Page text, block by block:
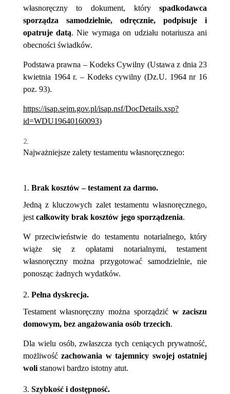
własnoręczny to dokument, któryspadkodawca
sporządza samodzielnie, odręcznie, podpisuje i
opatruje datą. Nie wymaga on udziału notariusza ani
obecności świadków.
Podstawa prawna – Kodeks Cywilny (Ustawa z dnia 23
kwietnia 1964 r. – Kodeks cywilny (Dz.U. 1964 nr 16
poz. 93).
https://isap.sejm.gov.pl/isap.nsf/DocDetails.xsp?
id=WDU19640160093)
Najważniejsze zalety testamentu własnoręcznego:
1. Brak kosztów – testament za darmo.
Jedną z kluczowych zalet testamentu własnoręcznego,
jest całkowity brak kosztów jego sporządzenia.
W przeciwieństwie do testamentu notarialnego, który
wiąże się z opłatami notarialnymi, testament
własnoręczny można przygotować samodzielnie, nie
ponosząc żadnych wydatków.
2. Pełna dyskrecja.
Testament własnoręczny można sporządzić w zaciszu
domowym, bez angażowania osób trzecich.
Dla wielu osób, zwłaszcza tych ceniących prywatność,
możliwośćzachowania w tajemnicy swojej ostatniej
wolistanowi bardzo istotny atut.
3. Szybkość i dostępność.